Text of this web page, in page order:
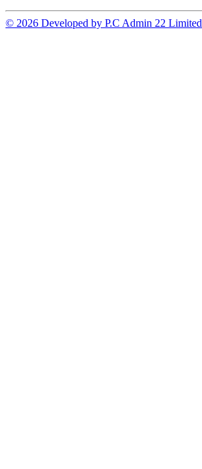
© 2026 Developed by P.C Admin 22 Limited